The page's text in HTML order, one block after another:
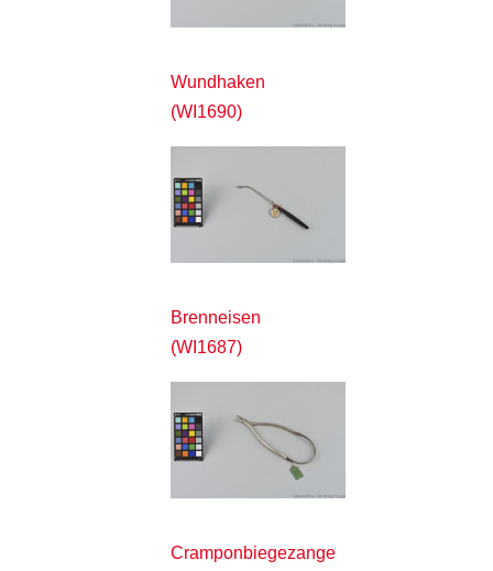
Wundhaken
(WI1690)
Brenneisen
(WI1687)
Cramponbiegezange